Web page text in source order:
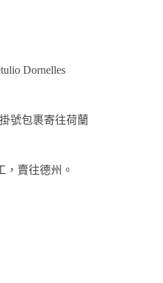
Dornelles
號包裹寄往荷蘭
，賣往德州。